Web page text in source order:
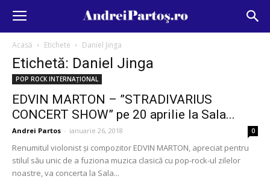
Acasă Etichete Daniel Jinga
Etichetă: Daniel Jinga
POP ROCK INTERNAȚIONAL
EDVIN MARTON – ”STRADIVARIUS
CONCERT SHOW” pe 20 aprilie la Sala...
Andrei Partos - ianuarie 26, 2018 0
Renumitul violonist și compozitor EDVIN MARTON, apreciat pentru
stilul său unic de a fuziona muzica clasică cu pop-rock-ul zilelor
noastre, va concerta la Sala...